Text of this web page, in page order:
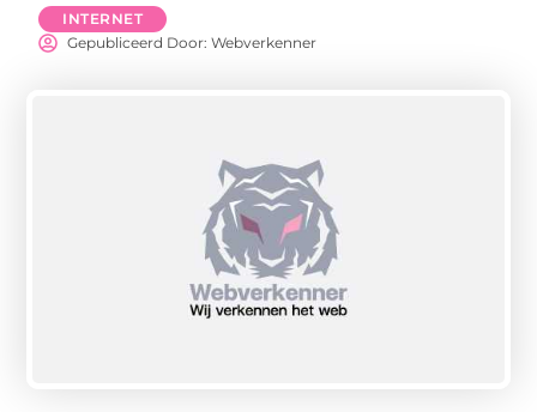
INTERNET
Gepubliceerd Door: Webverkenner